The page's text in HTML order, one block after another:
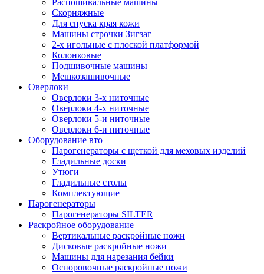
Распошивальные машины
Скорняжные
Для спуска края кожи
Машины строчки Зигзаг
2-х игольные с плоской платформой
Колонковые
Подшивочные машины
Мешкозашивочные
Оверлоки
Оверлоки 3-х ниточные
Оверлоки 4-х ниточные
Оверлоки 5-и ниточные
Оверлоки 6-и ниточные
Оборудование вто
Парогенераторы с щеткой для меховых изделий
Гладильные доски
Утюги
Гладильные столы
Комплектующие
Парогенераторы
Парогенераторы SILTER
Раскройное оборудование
Вертикальные раскройные ножи
Дисковые раскройные ножи
Машины для нарезания бейки
Осноровочные раскройные ножи